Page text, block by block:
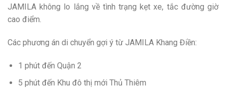
JAMILA không lo lắng về tình trạng kẹt xe, tắc đường giờ
cao điểm.
Các phương án di chuyển gợi ý từ JAMILA Khang Điền:
1 phút đến Quận 2
5 phút đến Khu đô thị mới Thủ Thiêm